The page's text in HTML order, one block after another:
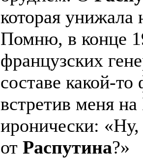
которая
Помню, в конце
французских
составе какой-
встретив меня
иронически:
от Распутина?»